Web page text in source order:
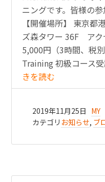
ニングです。皆様の参
【開催場所】 東京都
ズ森タワー 36F アク
5,000円（3時間、税
Training 初級コース
きを読む
2019年11月25日 MY
カテゴリ お知らせ, ブ